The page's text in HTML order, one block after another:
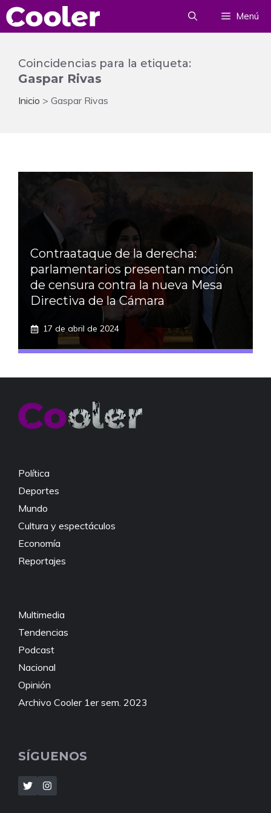
Saltar
al
Menú
Coincidencias para la etiqueta:
Gaspar Rivas
Inicio > Gaspar Rivas
Contraataque de la derecha:
parlamentarios presentan moción
de censura contra la nueva Mesa
Directiva de la Cámara
17 de abril de 2024
Política
Deportes
Mundo
Cultura y espectáculos
Economía
Reportajes
Multimedia
Tendencias
Podcast
Nacional
Opinión
Archivo Cooler 1er sem. 2023
SÍGUENOS